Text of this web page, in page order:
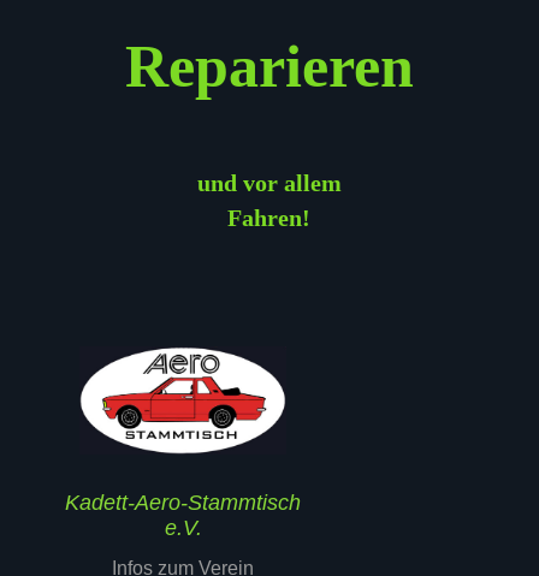
Reparieren
und vor allem
Fahren!
Kadett-Aero-Stammtisch
e.V.
Infos zum Verein